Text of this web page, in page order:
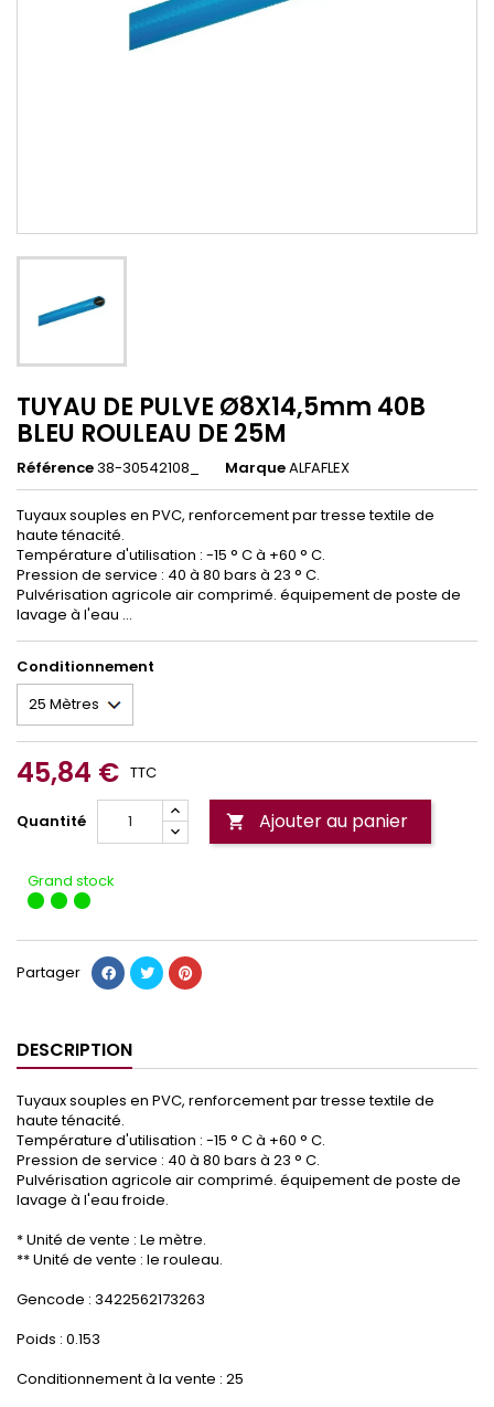
TUYAU DE PULVE Ø8X14,5mm 40B
BLEU ROULEAU DE 25M
Référence38-30542108_ MarqueALFAFLEX
Tuyaux souples en PVC, renforcement par tresse textile de
haute ténacité.
Température d'utilisation : -15 ° C à +60 ° C.
Pression de service : 40 à 80 bars à 23 ° C.
Pulvérisation agricole air comprimé. équipement de poste de
lavage à l'eau ...
Conditionnement
45,84 € TTC
Quantité  Ajouter au panier
Grand stock
Partager
DESCRIPTION
Tuyaux souples en PVC, renforcement par tresse textile de
haute ténacité.
Température d'utilisation : -15 ° C à +60 ° C.
Pression de service : 40 à 80 bars à 23 ° C.
Pulvérisation agricole air comprimé. équipement de poste de
lavage à l'eau froide.
* Unité de vente : Le mètre.
** Unité de vente : le rouleau.
Gencode : 3422562173263
Poids : 0.153
Conditionnement à la vente : 25